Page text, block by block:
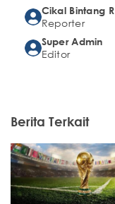
Cikal Bintang R
Reporter
Super Admin
Editor
Berita Terkait